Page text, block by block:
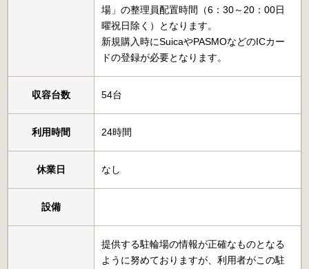
場」の整理員配置時間（6：30～20：00日
曜祝日除く）となります。
新規購入時にSuicaやPASMOなどのICカー
ドの登録が必要となります。
収容台数 54台
利用時間 24時間
休業日 なし
設備
提供する駐輪場の情報が正確なものとなる
ように努めておりますが、利用者がこの駐